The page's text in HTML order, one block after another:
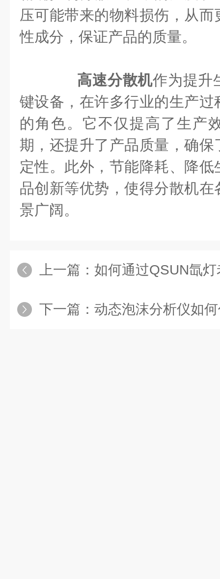
压可能带来的物料损伤，从
性成分，保证产品的质量。
高速分散机作为提升
键设备，在许多行业的生产
的角色。它不仅提高了生产
期，还提升了产品质量，确
定性。此外，节能降耗、降
品创新等优势，使得分散机
景广阔。
上一篇： 如何通过QSUN氙灯老化
下一篇： 动态泡沫分析仪如何优化